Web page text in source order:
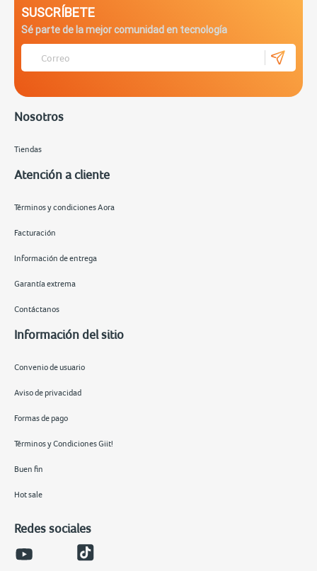
SUSCRÍBETE
Sé parte de la mejor comunidad en tecnología
Nosotros
Tiendas
Atención a cliente
Términos y condiciones Aora
Facturación
Información de entrega
Garantía extrema
Contáctanos
Información del sitio
Convenio de usuario
Aviso de privacidad
Formas de pago
Términos y Condiciones Giit!
Buen fin
Hot sale
Redes sociales